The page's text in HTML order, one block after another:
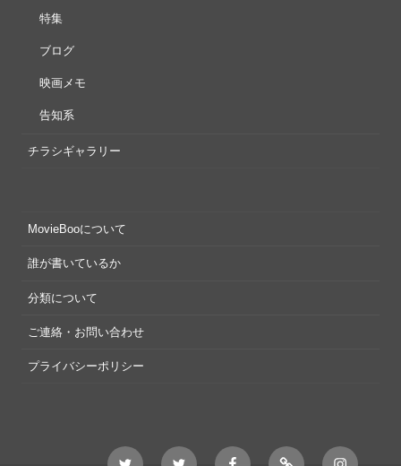
特集
ブログ
映画メモ
告知系
チラシギャラリー
MovieBooについて
誰が書いているか
分類について
ご連絡・お問い合わせ
プライバシーポリシー
Twitter
Twitter
MoviebooFeedly
Instagram